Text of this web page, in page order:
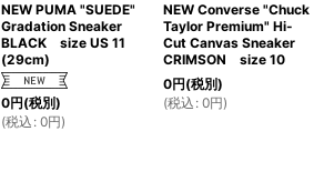
NEW PUMA "SUEDE"
Gradation Sneaker
BLACK size US 11
(29cm)
0円(税別)
(税込 : 0円)
NEW Converse "Chuck
Taylor Premium" Hi-
Cut Canvas Sneaker
CRIMSON size 10
0円(税別)
(税込 : 0円)